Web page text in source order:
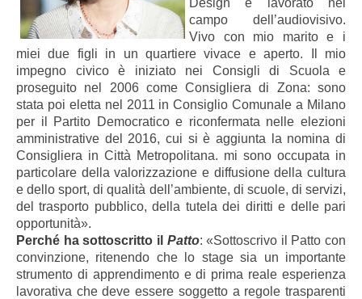
campo dell’audiovisivo.
Vivo con mio marito e i
miei due figli in un quartiere vivace e aperto. Il mio
impegno civico è iniziato nei Consigli di Scuola e
proseguito nel 2006 come Consigliera di Zona: sono
stata poi eletta nel 2011 in Consiglio Comunale a Milano
per il Partito Democratico e riconfermata nelle elezioni
amministrative del 2016, cui si è aggiunta la nomina di
Consigliera in Città Metropolitana. mi sono occupata in
particolare della valorizzazione e diffusione della cultura
e dello sport, di qualità dell’ambiente, di scuole, di servizi,
del trasporto pubblico, della tutela dei diritti e delle pari
opportunità».
Perché ha sottoscritto il Patto: «Sottoscrivo il Patto con
convinzione, ritenendo che lo stage sia un importante
strumento di apprendimento e di prima reale esperienza
lavorativa che deve essere soggetto a regole trasparenti